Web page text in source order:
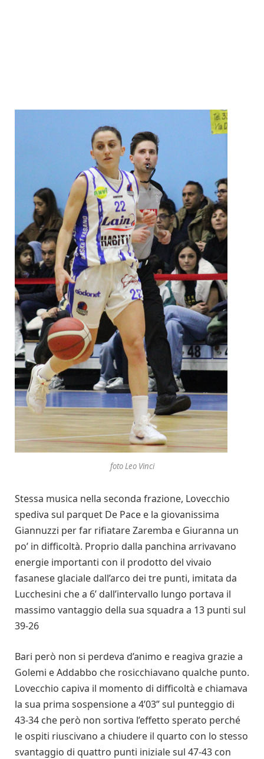
foto Leo Vinci
Stessa musica nella seconda frazione, Lovecchio
spediva sul parquet De Pace e la giovanissima
Giannuzzi per far rifiatare Zaremba e Giuranna un
po’ in difficoltà. Proprio dalla panchina arrivavano
energie importanti con il prodotto del vivaio
fasanese glaciale dall’arco dei tre punti, imitata da
Lucchesini che a 6’ dall’intervallo lungo portava il
massimo vantaggio della sua squadra a 13 punti sul
39-26
Bari però non si perdeva d’animo e reagiva grazie a
Golemi e Addabbo che rosicchiavano qualche punto.
Lovecchio capiva il momento di difficoltà e chiamava
la sua prima sospensione a 4’03” sul punteggio di
43-34 che però non sortiva l’effetto sperato perché
le ospiti riuscivano a chiudere il quarto con lo stesso
svantaggio di quattro punti iniziale sul 47-43 con